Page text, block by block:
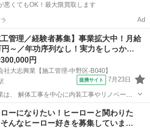
悪くてもOK！最大限買取します
Ad
工管理／経験者募集】事業拡大中！月給
円～／年功序列なし！実力をしっか…
円
社大志興業【施工管理-中野区-B040】
提携サイト 7月23日
ける総合建設企業です。 住宅・店舗・ビルな
解体から施工、廃棄物処理まで一貫して行っ
の...
その他
ローになりたい！ヒーローと関わりた
んなヒーロー好きを募集していま